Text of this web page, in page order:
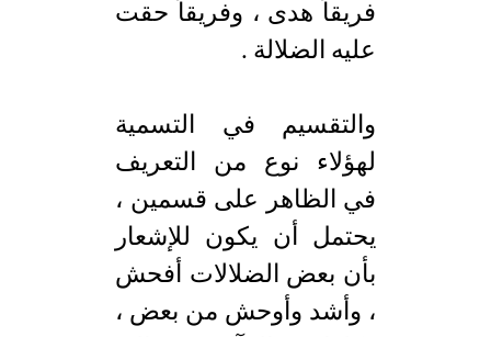
فريقاً هدى ، وفريقاً حقت
عليه الضلالة .
والتقسيم في التسمية
لهؤلاء نوع من التعريف
في الظاهر على قسمين ،
يحتمل أن يكون للإشعار
بأن بعض الضلالات أفحش
، وأشد وأوحش من بعض ،